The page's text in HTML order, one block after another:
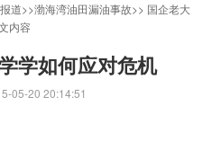
道>>渤海湾油田漏油事故>> 国企老大
内容
学如何应对危机
05-20 20:14:51